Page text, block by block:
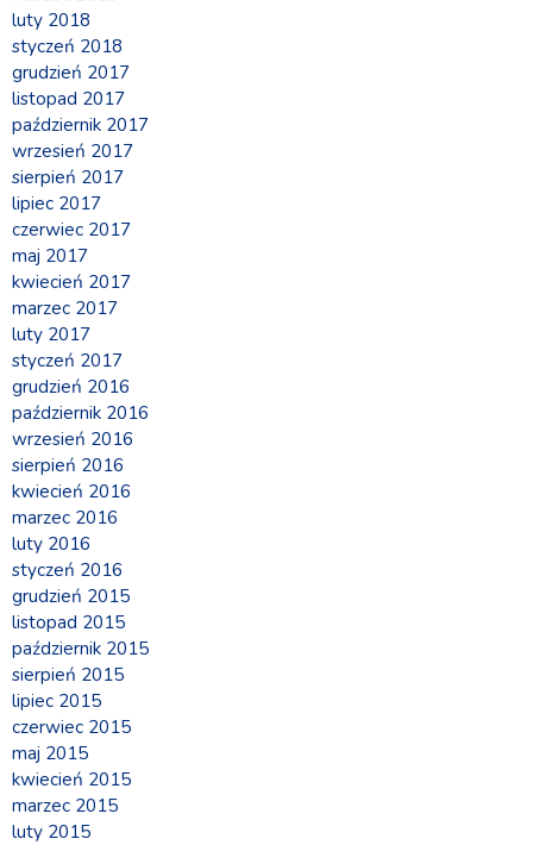
luty 2018
styczeń 2018
grudzień 2017
listopad 2017
październik 2017
wrzesień 2017
sierpień 2017
lipiec 2017
czerwiec 2017
maj 2017
kwiecień 2017
marzec 2017
luty 2017
styczeń 2017
grudzień 2016
październik 2016
wrzesień 2016
sierpień 2016
kwiecień 2016
marzec 2016
luty 2016
styczeń 2016
grudzień 2015
listopad 2015
październik 2015
sierpień 2015
lipiec 2015
czerwiec 2015
maj 2015
kwiecień 2015
marzec 2015
luty 2015